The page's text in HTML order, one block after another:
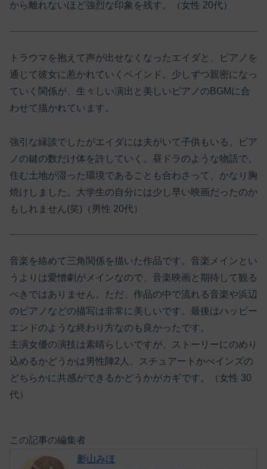
から離れないほど強烈な印象を残す。（女性 20代）
トラウマを抱えて声が出せなくなったエイダと、ピアノを
通じて彼女に惹かれていくベインド。少しずつ親密になっ
ていく関係が、生々しい演出と美しいピアノのBGMに合
わせて描かれています。
強引な縁談でしたがエイダには夫がいて子供もいる。ピア
ノの鍵の数だけ体を許していく。昼ドラのような物語で、
住む土地が湿った環境であることも合わさって、かなり胸
焼けしました。大学生の自分には少し早い映画だったのか
もしれません(笑)（男性 20代）
音楽を絡めて三角関係を描いた作品です。音楽メインとい
うよりは愛憎劇がメインなので、音楽映画と期待して観る
べきではありません。ただ、作品の中で流れる音楽や浜辺
のピアノなどの描写は非常に美しいです。最後はハッピー
エンドのような終わり方なのも良かったです。
主演女優の演技は素晴らしいですが、ストーリーにのめり
込めるかどうかは男性陣2人、スチュアートかべインズの
どちらかに共感ができるかどうかがカギです。（女性 30
代）
この記事の編集者
影山みほ